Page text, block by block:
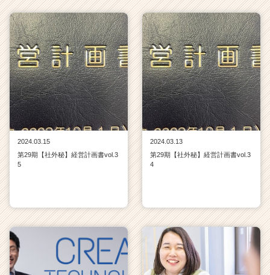
r
e
e
r）
2024.03.15
第29期【社外秘】経営計画書vol.3
5
2024.03.13
第29期【社外秘】経営計画書vol.3
4